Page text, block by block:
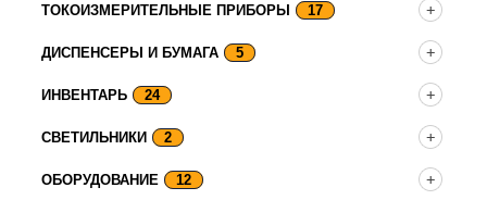
ТОКОИЗМЕРИТЕЛЬНЫЕ ПРИБОРЫ 17
ДИСПЕНСЕРЫ И БУМАГА 5
ИНВЕНТАРЬ 24
СВЕТИЛЬНИКИ 2
ОБОРУДОВАНИЕ 12